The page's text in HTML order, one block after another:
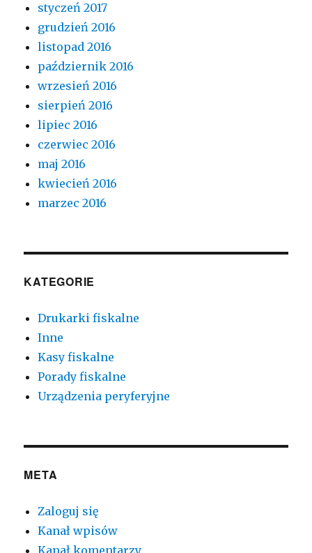
styczeń 2017
grudzień 2016
listopad 2016
październik 2016
wrzesień 2016
sierpień 2016
lipiec 2016
czerwiec 2016
maj 2016
kwiecień 2016
marzec 2016
KATEGORIE
Drukarki fiskalne
Inne
Kasy fiskalne
Porady fiskalne
Urządzenia peryferyjne
META
Zaloguj się
Kanał wpisów